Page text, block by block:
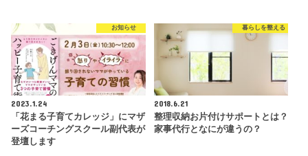
お知らせ
2023.1.24
「花まる子育てカレッジ」にマザ
ーズコーチングスクール副代表が
登壇します
暮らしを整える
2018.6.21
整理収納お片付けサポートとは？
家事代行となにが違うの？